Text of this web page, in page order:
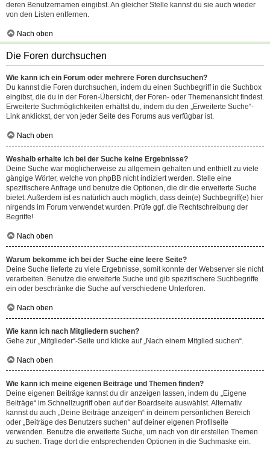
deren Benutzernamen eingibst. An gleicher Stelle kannst du sie auch wieder
von den Listen entfernen.
Nach oben
Die Foren durchsuchen
Wie kann ich ein Forum oder mehrere Foren durchsuchen?
Du kannst die Foren durchsuchen, indem du einen Suchbegriff in die Suchbox
eingibst, die du in der Foren-Übersicht, der Foren- oder Themenansicht findest.
Erweiterte Suchmöglichkeiten erhältst du, indem du den „Erweiterte Suche“-
Link anklickst, der von jeder Seite des Forums aus verfügbar ist.
Nach oben
Weshalb erhalte ich bei der Suche keine Ergebnisse?
Deine Suche war möglicherweise zu allgemein gehalten und enthielt zu viele
gängige Wörter, welche von phpBB nicht indiziert werden. Stelle eine
spezifischere Anfrage und benutze die Optionen, die dir die erweiterte Suche
bietet. Außerdem ist es natürlich auch möglich, dass dein(e) Suchbegriff(e) hier
nirgends im Forum verwendet wurden. Prüfe ggf. die Rechtschreibung der
Begriffe!
Nach oben
Warum bekomme ich bei der Suche eine leere Seite?
Deine Suche lieferte zu viele Ergebnisse, somit konnte der Webserver sie nicht
verarbeiten. Benutze die erweiterte Suche und gib spezifischere Suchbegriffe
ein oder beschränke die Suche auf verschiedene Unterforen.
Nach oben
Wie kann ich nach Mitgliedern suchen?
Gehe zur „Mitglieder“-Seite und klicke auf „Nach einem Mitglied suchen“.
Nach oben
Wie kann ich meine eigenen Beiträge und Themen finden?
Deine eigenen Beiträge kannst du dir anzeigen lassen, indem du „Eigene
Beiträge“ im Schnellzugriff oben auf der Boardseite auswählst. Alternativ
kannst du auch „Deine Beiträge anzeigen“ in deinem persönlichen Bereich
oder „Beiträge des Benutzers suchen“ auf deiner eigenen Profilseite
verwenden. Benutze die erweiterte Suche, um nach von dir erstellen Themen
zu suchen. Trage dort die entsprechenden Optionen in die Suchmaske ein.